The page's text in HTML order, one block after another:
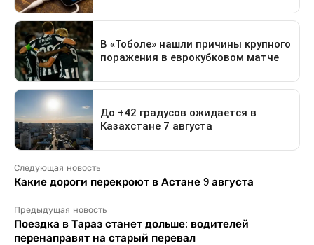
Следующая новость
Какие дороги перекроют в Астане 9 августа
Предыдущая новость
Поездка в Тараз станет дольше: водителей
перенаправят на старый перевал